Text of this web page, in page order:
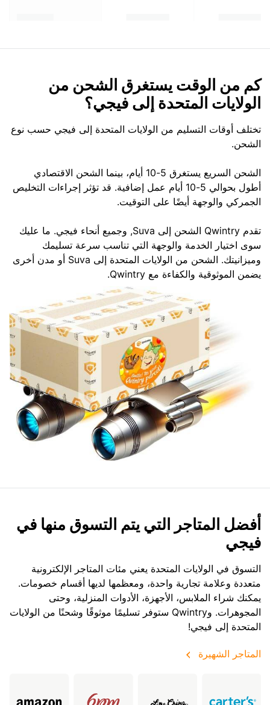
كم من الوقت يستغرق الشحن من
الولايات المتحدة إلى فيجي؟
تختلف أوقات التسليم من الولايات المتحدة إلى فيجي حسب نوع
الشحن.
الشحن السريع يستغرق 5-10 أيام، بينما الشحن الاقتصادي
أطول بحوالي 5-10 أيام عمل إضافية. قد تؤثر إجراءات التخليص
الجمركي والوجهة أيضًا على التوقيت.
تقدم Qwintry الشحن إلى Suva, وجميع أنحاء فيجي. ما عليك
سوى اختيار الخدمة والوجهة التي تناسب سرعة تسليمك
وميزانيتك. الشحن من الولايات المتحدة إلى Suva أو مدن أخرى
يضمن الموثوقية والكفاءة مع Qwintry.
أفضل المتاجر التي يتم التسوق منها في
فيجي
التسوق في الولايات المتحدة يعني مئات المتاجر الإلكترونية
متعددة وعلامة تجارية واحدة، ومعظمها لديها أقسام خصومات.
يمكنك شراء الملابس، الأجهزة، الأدوات المنزلية، وحتى
المجوهرات. وQwintry ستوفر تسليمًا موثوقًا وشحنًا من الولايات
المتحدة إلى فيجي!
المتاجر الشهيرة